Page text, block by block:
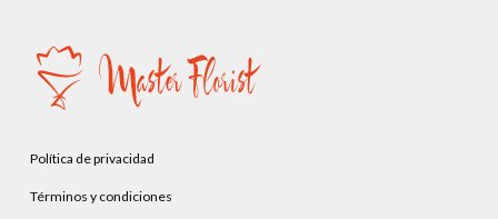
Política de privacidad
Términos y condiciones